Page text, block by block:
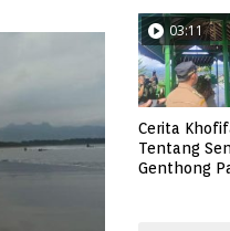
03:11
Cerita
Tentang
Genthong